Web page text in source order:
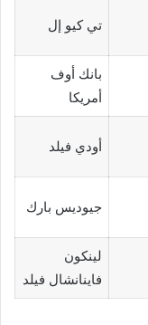
تي كيو إل
بانك أوف
أمريكا
أودي فيلد
جيوديس بارك
لينكون
فاينانشال فيلد